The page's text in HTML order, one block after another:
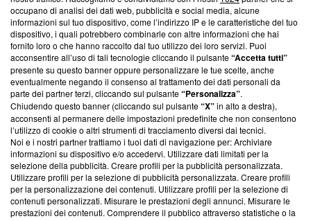
creare news di qualità. Inoltre, afferma la nostra aderenza a
‘Trust Project - News with Integrity’Blasting News non è
ancora membro del programma, ma ha richiesto di farne
parte; Trust Project non ha ancora effettuato una verifica di
conformità agli standard.
Su di noi
Team editoriale
Corporate
Redazione
Informativa Privacy
occupano di analisi dei dati web, pubblicità e social media, alcune
informazioni sul tuo dispositivo, come l’indirizzo IP e le caratteristiche del tuo
dispositivo, i quali potrebbero combinarle con altre informazioni che hai
fornito loro o che hanno raccolto dal tuo utilizzo dei loro servizi. Puoi
acconsentire all’uso di tali tecnologie cliccando il pulsante“Accetta tutti”
presente su questo banner oppure personalizzare le tue scelte, anche
eventualmente negando il consenso al trattamento dei dati personali da
parte dei partner terzi, cliccando sul pulsante“Personalizza”.
Chiudendo questo banner (cliccando sul pulsante“X”in alto a destra),
acconsenti al permanere delle impostazioni predefinite che non consentono
l’utilizzo di cookie o altri strumenti di tracciamento diversi dai tecnici.
Noi e i nostri partner trattiamo i tuoi dati di navigazione per: Archiviare
informazioni su dispositivo e/o accedervi. Utilizzare dati limitati per la
selezione della pubblicità. Creare profili per la pubblicità personalizzata.
Utilizzare profili per la selezione di pubblicità personalizzata. Creare profili
per la personalizzazione dei contenuti. Utilizzare profili per la selezione di
contenuti personalizzati. Misurare le prestazioni degli annunci. Misurare le
prestazioni dei contenuti. Comprendere il pubblico attraverso statistiche o la